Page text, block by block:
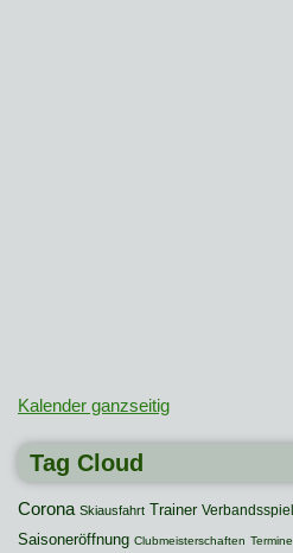
Kalender ganzseitig
Tag Cloud
Corona Skiausfahrt Trainer Verbandsspiel
Saisoneröffnung Clubmeisterschaften Termine